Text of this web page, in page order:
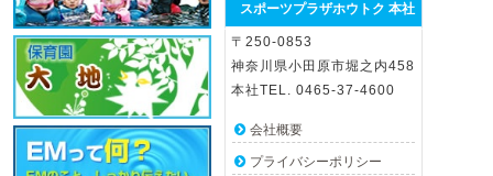
スポーツプラザホウトク 本社
〒250-0853
神奈川県小田原市堀之内458
本社TEL. 0465-37-4600
会社概要
プライバシーポリシー